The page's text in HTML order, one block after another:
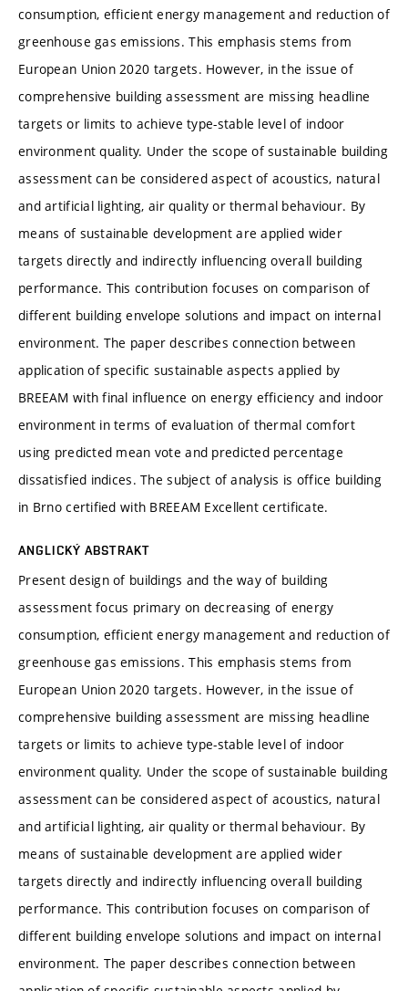
consumption, efficient energy management and reduction of
greenhouse gas emissions. This emphasis stems from
European Union 2020 targets. However, in the issue of
comprehensive building assessment are missing headline
targets or limits to achieve type-stable level of indoor
environment quality. Under the scope of sustainable building
assessment can be considered aspect of acoustics, natural
and artificial lighting, air quality or thermal behaviour. By
means of sustainable development are applied wider
targets directly and indirectly influencing overall building
performance. This contribution focuses on comparison of
different building envelope solutions and impact on internal
environment. The paper describes connection between
application of specific sustainable aspects applied by
BREEAM with final influence on energy efficiency and indoor
environment in terms of evaluation of thermal comfort
using predicted mean vote and predicted percentage
dissatisfied indices. The subject of analysis is office building
in Brno certified with BREEAM Excellent certificate.
ANGLICKÝ ABSTRAKT
Present design of buildings and the way of building
assessment focus primary on decreasing of energy
consumption, efficient energy management and reduction of
greenhouse gas emissions. This emphasis stems from
European Union 2020 targets. However, in the issue of
comprehensive building assessment are missing headline
targets or limits to achieve type-stable level of indoor
environment quality. Under the scope of sustainable building
assessment can be considered aspect of acoustics, natural
and artificial lighting, air quality or thermal behaviour. By
means of sustainable development are applied wider
targets directly and indirectly influencing overall building
performance. This contribution focuses on comparison of
different building envelope solutions and impact on internal
environment. The paper describes connection between